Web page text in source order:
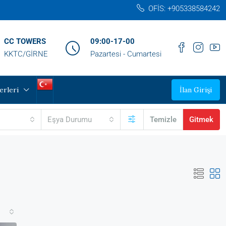
OFİS: +905338584242‬
CC TOWERS
KKTC/GİRNE
09:00-17-00
Pazartesi - Cumartesi
İlan Girişi
Eşya Durumu Temizle Gitmek